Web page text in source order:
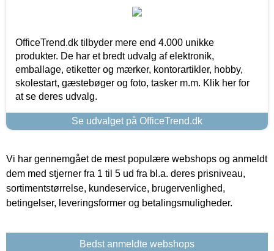
OfficeTrend.dk tilbyder mere end 4.000 unikke
produkter. De har et bredt udvalg af elektronik,
emballage, etiketter og mærker, kontorartikler, hobby,
skolestart, gæstebøger og foto, tasker m.m. Klik her for
at se deres udvalg.
Se udvalget på OfficeTrend.dk
Vi har gennemgået de mest populære webshops og anmeldt
dem med stjerner fra 1 til 5 ud fra bl.a. deres prisniveau,
sortimentstørrelse, kundeservice, brugervenlighed,
betingelser, leveringsformer og betalingsmuligheder.
Bedst anmeldte webshops